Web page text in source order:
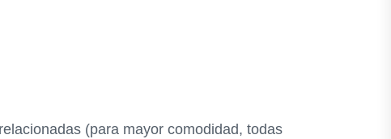
(para mayor comodidad, todas